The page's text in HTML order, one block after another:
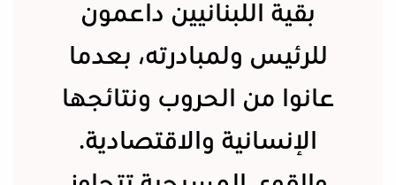
بقية اللبنانيين داعمون
للرئيس ولمبادرته، بعدما
عانوا من الحروب ونتائجها
الإنسانية والاقتصادية.